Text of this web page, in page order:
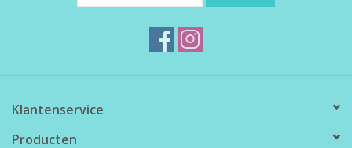
Klantenservice
Producten